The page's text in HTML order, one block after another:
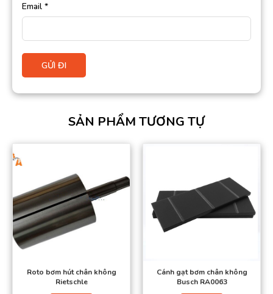
Email *
SẢN PHẨM TƯƠNG TỰ
Roto bơm hút chân không
Rietschle
Cánh gạt bơm chân không
Busch RA0063